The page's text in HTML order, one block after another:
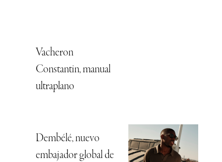
Vacheron
Constantin, manual
ultraplano
Dembélé, nuevo
embajador global de